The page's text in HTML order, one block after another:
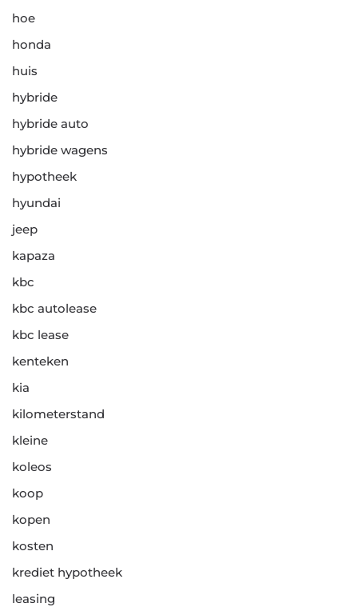
hoe
honda
huis
hybride
hybride auto
hybride wagens
hypotheek
hyundai
jeep
kapaza
kbc
kbc autolease
kbc lease
kenteken
kia
kilometerstand
kleine
koleos
koop
kopen
kosten
krediet hypotheek
leasing